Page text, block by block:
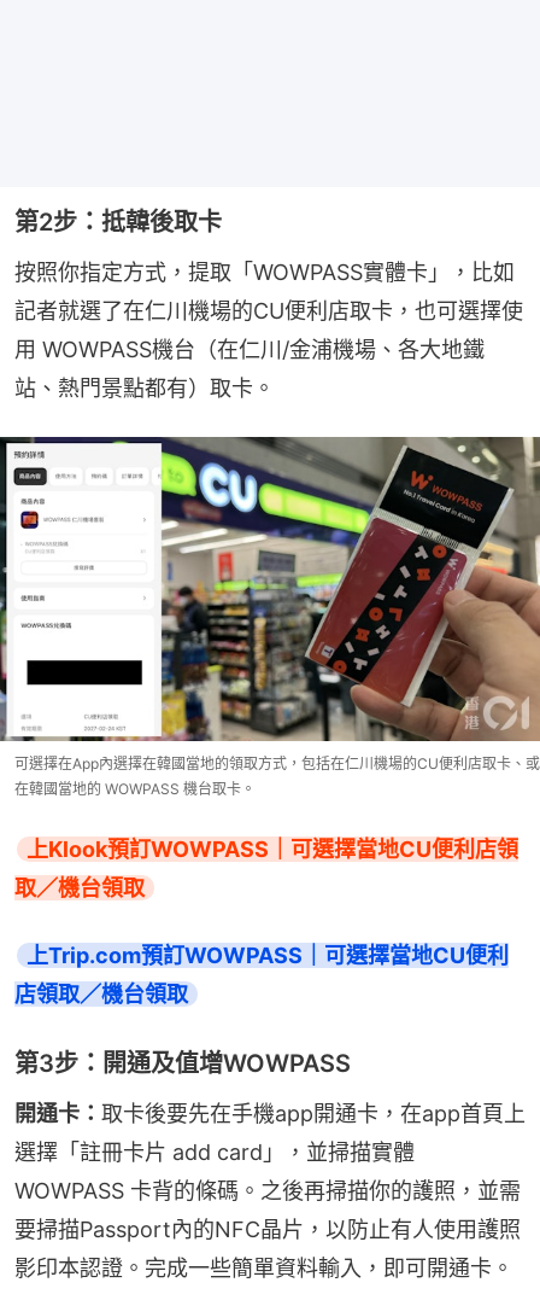
第2步：抵韓後取卡
按照你指定方式，提取「WOWPASS實體卡」，比如
記者就選了在仁川機場的CU便利店取卡，也可選擇使
用 WOWPASS機台（在仁川/金浦機場、各大地鐵
站、熱門景點都有）取卡。
可選擇在App內選擇在韓國當地的領取方式，包括在仁川機場的CU便利店取卡、或
在韓國當地的 WOWPASS 機台取卡。
上Klook預訂WOWPASS｜可選擇當地CU便利店領
取／機台領取
上Trip.com預訂WOWPASS｜可選擇當地CU便利
店領取／機台領取
第3步：開通及值增WOWPASS
開通卡： 取卡後要先在手機app開通卡，在app首頁上
選擇「註冊卡片 add card」，並掃描實體
WOWPASS 卡背的條碼。之後再掃描你的護照，並需
要掃描Passport內的NFC晶片，以防止有人使用護照
影印本認證。完成一些簡單資料輸入，即可開通卡。